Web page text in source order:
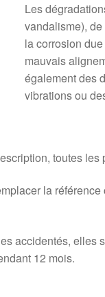
Les
vandalisme),
la corrosion
mauvais
également des
vibrations ou
toutes
la
accidentés, elles
12 mois.